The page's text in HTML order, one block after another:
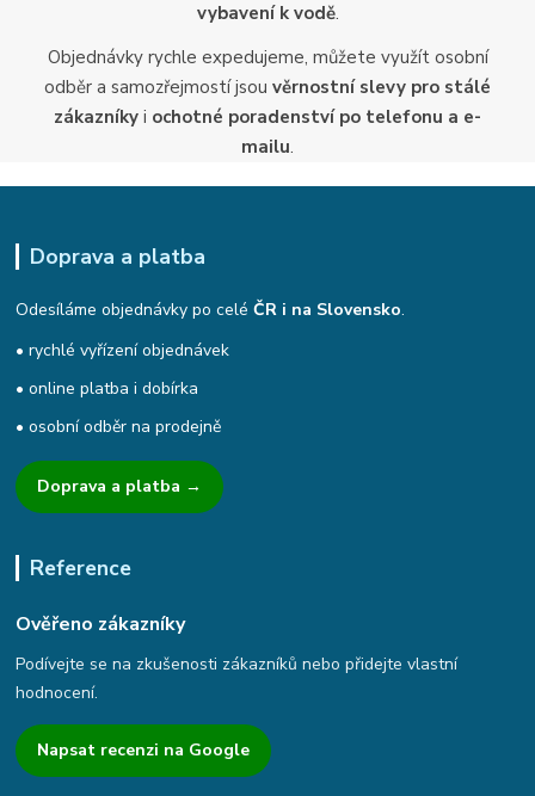
vybavení k vodě.
Objednávky rychle expedujeme, můžete využít osobní
odběr a samozřejmostí jsou věrnostní slevy pro stálé
zákazníky i ochotné poradenství po telefonu a e-
mailu.
Doprava a platba
Odesíláme objednávky po celéČR i na Slovensko.
• rychlé vyřízení objednávek
• online platba i dobírka
• osobní odběr na prodejně
Doprava a platba →
Reference
Ověřeno zákazníky
Podívejte se na zkušenosti zákazníků nebo přidejte vlastní
hodnocení.
Napsat recenzi na Google